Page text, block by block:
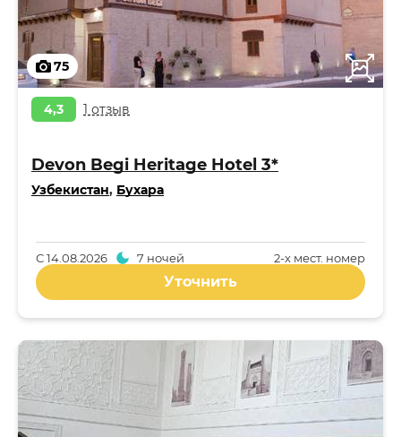
75
4,3 1 отзыв
Devon Begi Heritage Hotel 3*
Узбекистан, Бухара
2-x мест. номер
С14.08.2026 7 ночей
Уточнить